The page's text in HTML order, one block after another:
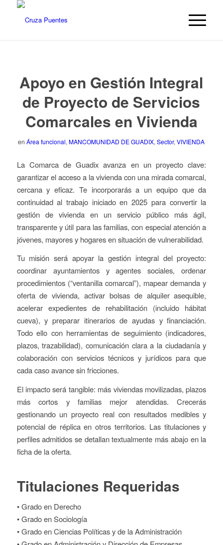
Apoyo en Gestión Integral
de Proyecto de Servicios
Comarcales en Vivienda
enÁrea funcional, MANCOMUNIDAD DE GUADIX,Sector,VIVIENDA
La Comarca de Guadix avanza en un proyecto clave:
garantizar el acceso a la vivienda con una mirada comarcal,
cercana y eficaz. Te incorporarás a un equipo que da
continuidad al trabajo iniciado en 2025 para convertir la
gestión de vivienda en un servicio público más ágil,
transparente y útil para las familias, con especial atención a
jóvenes, mayores y hogares en situación de vulnerabilidad.
Tu misión será apoyar la gestión integral del proyecto:
coordinar ayuntamientos y agentes sociales, ordenar
procedimientos (“ventanilla comarcal”), mapear demanda y
oferta de vivienda, activar bolsas de alquiler asequible,
acelerar expedientes de rehabilitación (incluido hábitat
cueva), y preparar itinerarios de ayudas y financiación.
Todo ello con herramientas de seguimiento (indicadores,
plazos, trazabilidad), comunicación clara a la ciudadanía y
colaboración con servicios técnicos y jurídicos para que
cada caso avance sin fricciones.
El impacto será tangible: más viviendas movilizadas, plazos
más cortos y familias mejor atendidas. Crecerás
gestionando un proyecto real con resultados medibles y
potencial de réplica en otros territorios. Las titulaciones y
perfiles admitidos se detallan textualmente más abajo en la
ficha de la oferta.
Titulaciones Requeridas
• Grado en Derecho
• Grado en Sociología
• Grado en Ciencias Políticas y de la Administración